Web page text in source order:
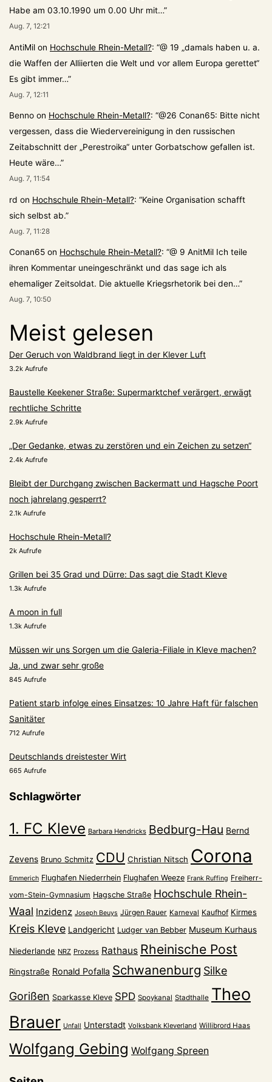
Habe am 03.10.1990 um 0.00 Uhr mit…”
Aug. 7, 12:21
AntiMil on Hochschule Rhein-Metall?: “@ 19 „damals haben u. a.
die Waffen der Alliierten die Welt und vor allem Europa gerettet“
Es gibt immer…”
Aug. 7, 12:11
Benno on Hochschule Rhein-Metall?: “@26 Conan65: Bitte nicht
vergessen, dass die Wiedervereinigung in den russischen
Zeitabschnitt der „Perestroika“ unter Gorbatschow gefallen ist.
Heute wäre…”
Aug. 7, 11:54
rd on Hochschule Rhein-Metall?: “Keine Organisation schafft
sich selbst ab.”
Aug. 7, 11:28
Conan65 on Hochschule Rhein-Metall?: “@ 9 AnitMil Ich teile
ihren Kommentar uneingeschränkt und das sage ich als
ehemaliger Zeitsoldat. Die aktuelle Kriegsrhetorik bei den…”
Aug. 7, 10:50
Meist gelesen
Der Geruch von Waldbrand liegt in der Klever Luft
3.2k Aufrufe
Baustelle Keekener Straße: Supermarktchef verärgert, erwägt
rechtliche Schritte
2.9k Aufrufe
„Der Gedanke, etwas zu zerstören und ein Zeichen zu setzen“
2.4k Aufrufe
Bleibt der Durchgang zwischen Backermatt und Hagsche Poort
noch jahrelang gesperrt?
2.1k Aufrufe
Hochschule Rhein-Metall?
2k Aufrufe
Grillen bei 35 Grad und Dürre: Das sagt die Stadt Kleve
1.3k Aufrufe
A moon in full
1.3k Aufrufe
Müssen wir uns Sorgen um die Galeria-Filiale in Kleve machen?
Ja, und zwar sehr große
845 Aufrufe
Patient starb infolge eines Einsatzes: 10 Jahre Haft für falschen
Sanitäter
712 Aufrufe
Deutschlands dreistester Wirt
665 Aufrufe
Schlagwörter
1. FC Kleve Barbara Hendricks Bedburg-Hau Bernd
Zevens Bruno Schmitz CDU Christian Nitsch Corona
Emmerich Flughafen Niederrhein Flughafen Weeze Frank Ruffing Freiherr-
vom-Stein-Gymnasium Hagsche Straße Hochschule Rhein-
Waal Inzidenz Joseph Beuys Jürgen Rauer Karneval Kaufhof Kirmes
Kreis Kleve Landgericht Ludger van Bebber Museum Kurhaus
Niederlande NRZ Prozess Rathaus Rheinische Post
Ringstraße Ronald Pofalla Schwanenburg Silke
Gorißen Sparkasse Kleve SPD Spoykanal Stadthalle Theo
Brauer Unfall Unterstadt Volksbank Kleverland Willibrord Haas
Wolfgang Gebing Wolfgang Spreen